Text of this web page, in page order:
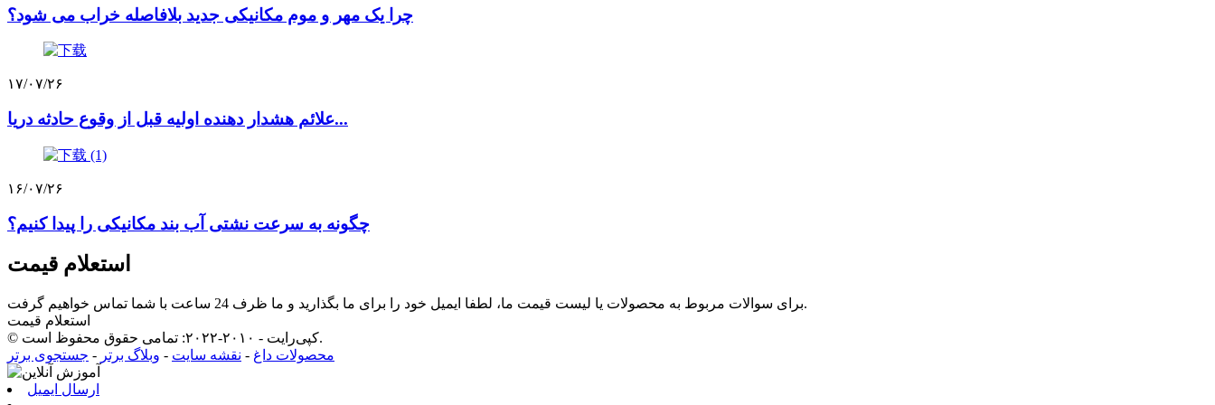
چرا یک مهر و موم مکانیکی جدید بلافاصله خراب می شود؟
۱۷/۰۷/۲۶
علائم هشدار دهنده اولیه قبل از وقوع حادثه دریا...
۱۶/۰۷/۲۶
چگونه به سرعت نشتی آب بند مکانیکی را پیدا کنیم؟
استعلام قیمت
برای سوالات مربوط به محصولات یا لیست قیمت ما، لطفا ایمیل خود را برای ما بگذارید و ما ظرف 24 ساعت با شما تماس خواهیم گرفت.
استعلام قیمت
© کپی‌رایت - ۲۰۱۰-۲۰۲۲: تمامی حقوق محفوظ است.
محصولات داغ - نقشه سایت - وبلاگ برتر - جستجوی برتر
ارسال ایمیل